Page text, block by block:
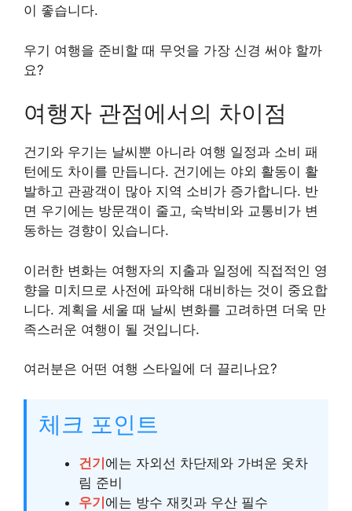
이 좋습니다.
우기 여행을 준비할 때 무엇을 가장 신경 써야 할까
요?
여행자 관점에서의 차이점
건기와 우기는 날씨뿐 아니라 여행 일정과 소비 패
턴에도 차이를 만듭니다. 건기에는 야외 활동이 활
발하고 관광객이 많아 지역 소비가 증가합니다. 반
면 우기에는 방문객이 줄고, 숙박비와 교통비가 변
동하는 경향이 있습니다.
이러한 변화는 여행자의 지출과 일정에 직접적인 영
향을 미치므로 사전에 파악해 대비하는 것이 중요합
니다. 계획을 세울 때 날씨 변화를 고려하면 더욱 만
족스러운 여행이 될 것입니다.
여러분은 어떤 여행 스타일에 더 끌리나요?
체크 포인트
건기에는 자외선 차단제와 가벼운 옷차
림 준비
우기에는 방수 재킷과 우산 필수